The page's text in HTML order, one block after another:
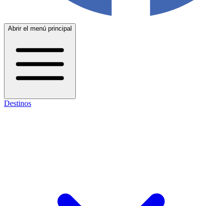
Abrir el menú principal
Destinos